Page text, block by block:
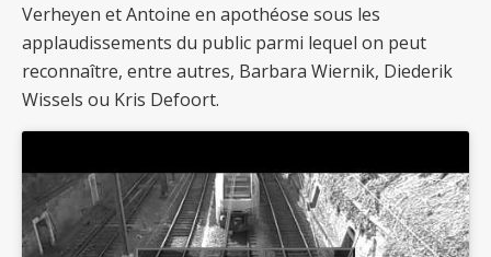
Verheyen et Antoine en apothéose sous les
applaudissements du public parmi lequel on peut
reconnaître, entre autres, Barbara Wiernik, Diederik
Wissels ou Kris Defoort.